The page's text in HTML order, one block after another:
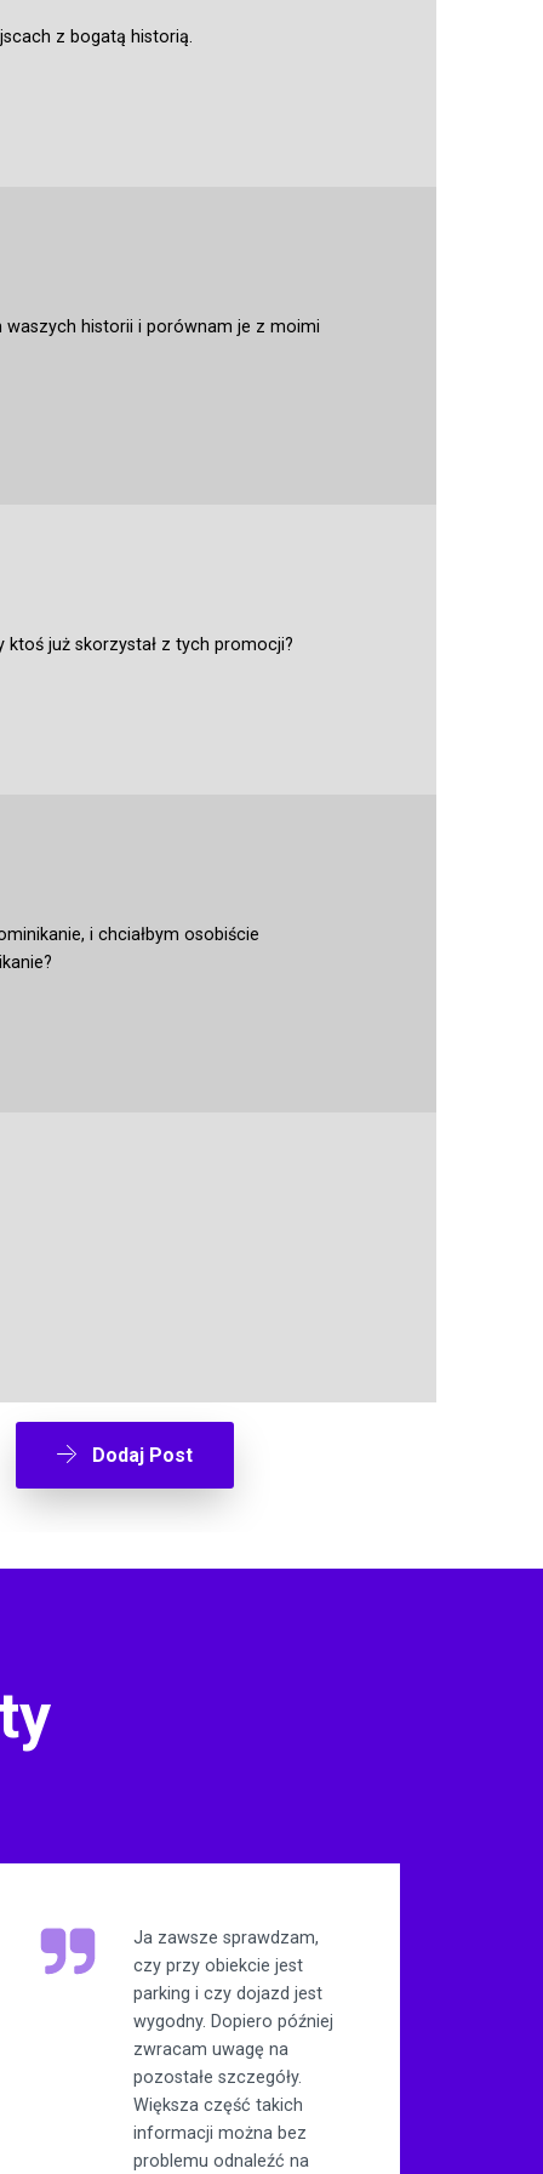
z bogatą historią.
waszych historii i porównam je z moimi
ktoś już skorzystał z tych promocji?
i chciałbym osobiście
Dodaj Post
Ja zawsze sprawdzam,
czy przy obiekcie jest
parking i czy dojazd jest
wygodny. Dopiero później
zwracam uwagę na
pozostałe szczegóły.
Większa część takich
informacji można bez
problemu odnaleźć na